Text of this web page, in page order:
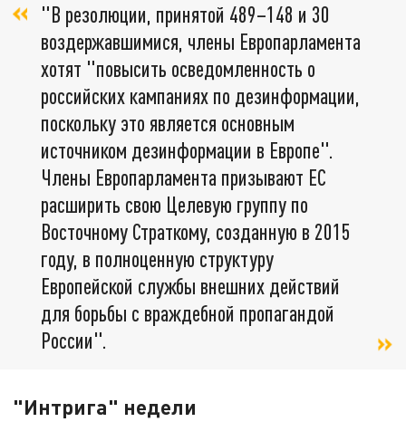
"В резолюции, принятой 489–148 и 30
воздержавшимися, члены Европарламента
хотят "повысить осведомленность о
российских кампаниях по дезинформации,
поскольку это является основным
источником дезинформации в Европе".
Члены Европарламента призывают ЕС
расширить свою Целевую группу по
Восточному Страткому, созданную в 2015
году, в полноценную структуру
Европейской службы внешних действий
для борьбы с враждебной пропагандой
России".
"Интрига" недели